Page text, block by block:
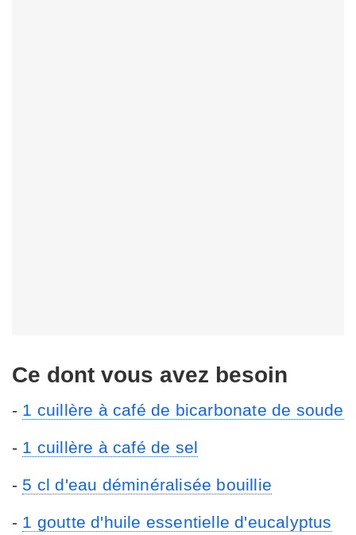
Ce dont vous avez besoin
- 1 cuillère à café de bicarbonate de soude
- 1 cuillère à café de sel
- 5 cl d'eau déminéralisée bouillie
- 1 goutte d'huile essentielle d'eucalyptus